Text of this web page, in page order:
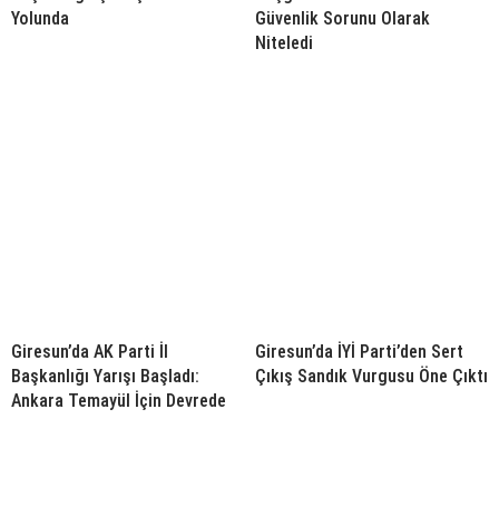
Yolunda
Güvenlik Sorunu Olarak
Niteledi
Giresun’da AK Parti İl
Başkanlığı Yarışı Başladı:
Ankara Temayül İçin Devrede
Giresun’da İYİ Parti’den Sert
Çıkış Sandık Vurgusu Öne Çıktı